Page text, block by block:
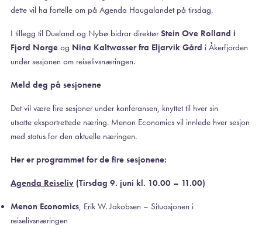
dette vil ha fortelle om på Agenda Haugalandet på tirsdag.
I tillegg til Dueland og Nybø bidrar direktørStein Ove Rolland i
Fjord Norgeog Nina Kaltwasser fra Eljarvik Gård i Åkerfjorden
under sesjonen om reiselivsnæringen.
Meld deg på sesjonene
Det vil være fire sesjoner under konferansen, knyttet til hver sin
utsatte eksportrettede næring. Menon Economics vil innlede hver sesjon
med status for den aktuelle næringen.
Her er programmet for de fire sesjonene:
Agenda Reiseliv (Tirsdag 9. juni kl. 10.00 – 11.00)
Menon Economics, Erik W. Jakobsen – Situasjonen i
reiselivsnæringen